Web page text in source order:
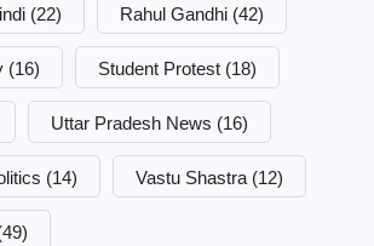
(22) Rahul Gandhi (42)
(16) Student Protest (18)
Uttar Pradesh News (16)
(14) Vastu Shastra (12)